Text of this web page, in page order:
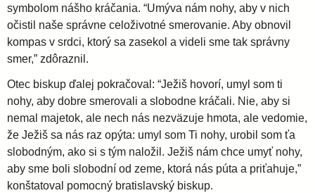
d
i
e
c
é
symbolom nášho kráčania. “Umýva nám nohy, aby v nich
očistil naše správne celoživotné smerovanie. Aby obnovil
kompas v srdci, ktorý sa zasekol a videli sme tak správny
smer,” zdôraznil.
Otec biskup ďalej pokračoval: “Ježiš hovorí, umyl som ti
nohy, aby dobre smerovali a slobodne kráčali. Nie, aby si
nemal majetok, ale nech nás nezväzuje hmota, ale vedomie,
že Ježiš sa nás raz opýta: umyl som Ti nohy, urobil som ťa
slobodným, ako si s tým naložil. Ježiš nám chce umyť nohy,
aby sme boli slobodní od zeme, ktorá nás púta a priťahuje,”
konštatoval pomocný bratislavský biskup.